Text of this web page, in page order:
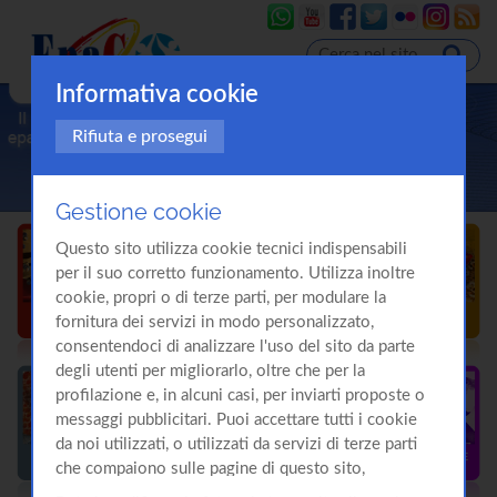
Informativa cookie
Rifiuta e prosegui
Gestione cookie
Questo sito utilizza cookie tecnici indispensabili
per il suo corretto funzionamento. Utilizza inoltre
cookie, propri o di terze parti, per modulare la
fornitura dei servizi in modo personalizzato,
consentendoci di analizzare l'uso del sito da parte
degli utenti per migliorarlo, oltre che per la
profilazione e, in alcuni casi, per inviarti proposte o
messaggi pubblicitari. Puoi accettare tutti i cookie
da noi utilizzati, o utilizzati da servizi di terze parti
che compaiono sulle pagine di questo sito,
premendo il pulsante "Accetta tutti i cookie"